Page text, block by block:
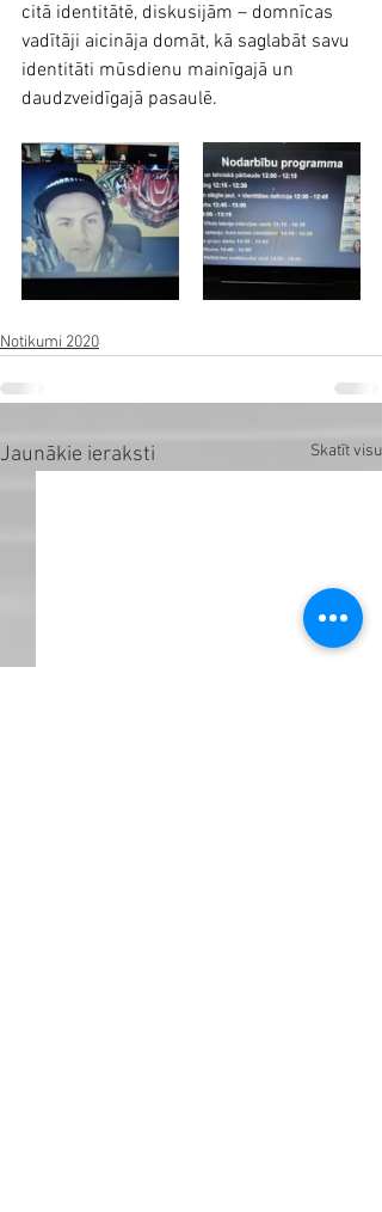
citā identitātē, diskusijām – domnīcas
vadītāji aicināja domāt, kā saglabāt savu
identitāti mūsdienu mainīgajā un
daudzveidīgajā pasaulē.
Notikumi 2020
Jaunākie ieraksti Skatīt visu